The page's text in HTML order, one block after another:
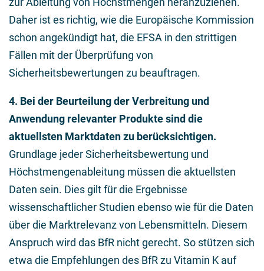
Daher ist es richtig, wie die Europäische Kommission
schon angekündigt hat, die EFSA in den strittigen
Fällen mit der Überprüfung von
Sicherheitsbewertungen zu beauftragen.
4. Bei der Beurteilung der Verbreitung und
Anwendung relevanter Produkte sind die
aktuellsten Marktdaten zu berücksichtigen.
Grundlage jeder Sicherheitsbewertung und
Höchstmengenableitung müssen die aktuellsten
Daten sein. Dies gilt für die Ergebnisse
wissenschaftlicher Studien ebenso wie für die Daten
über die Marktrelevanz von Lebensmitteln. Diesem
Anspruch wird das BfR nicht gerecht. So stützen sich
etwa die Empfehlungen des BfR zu Vitamin K auf